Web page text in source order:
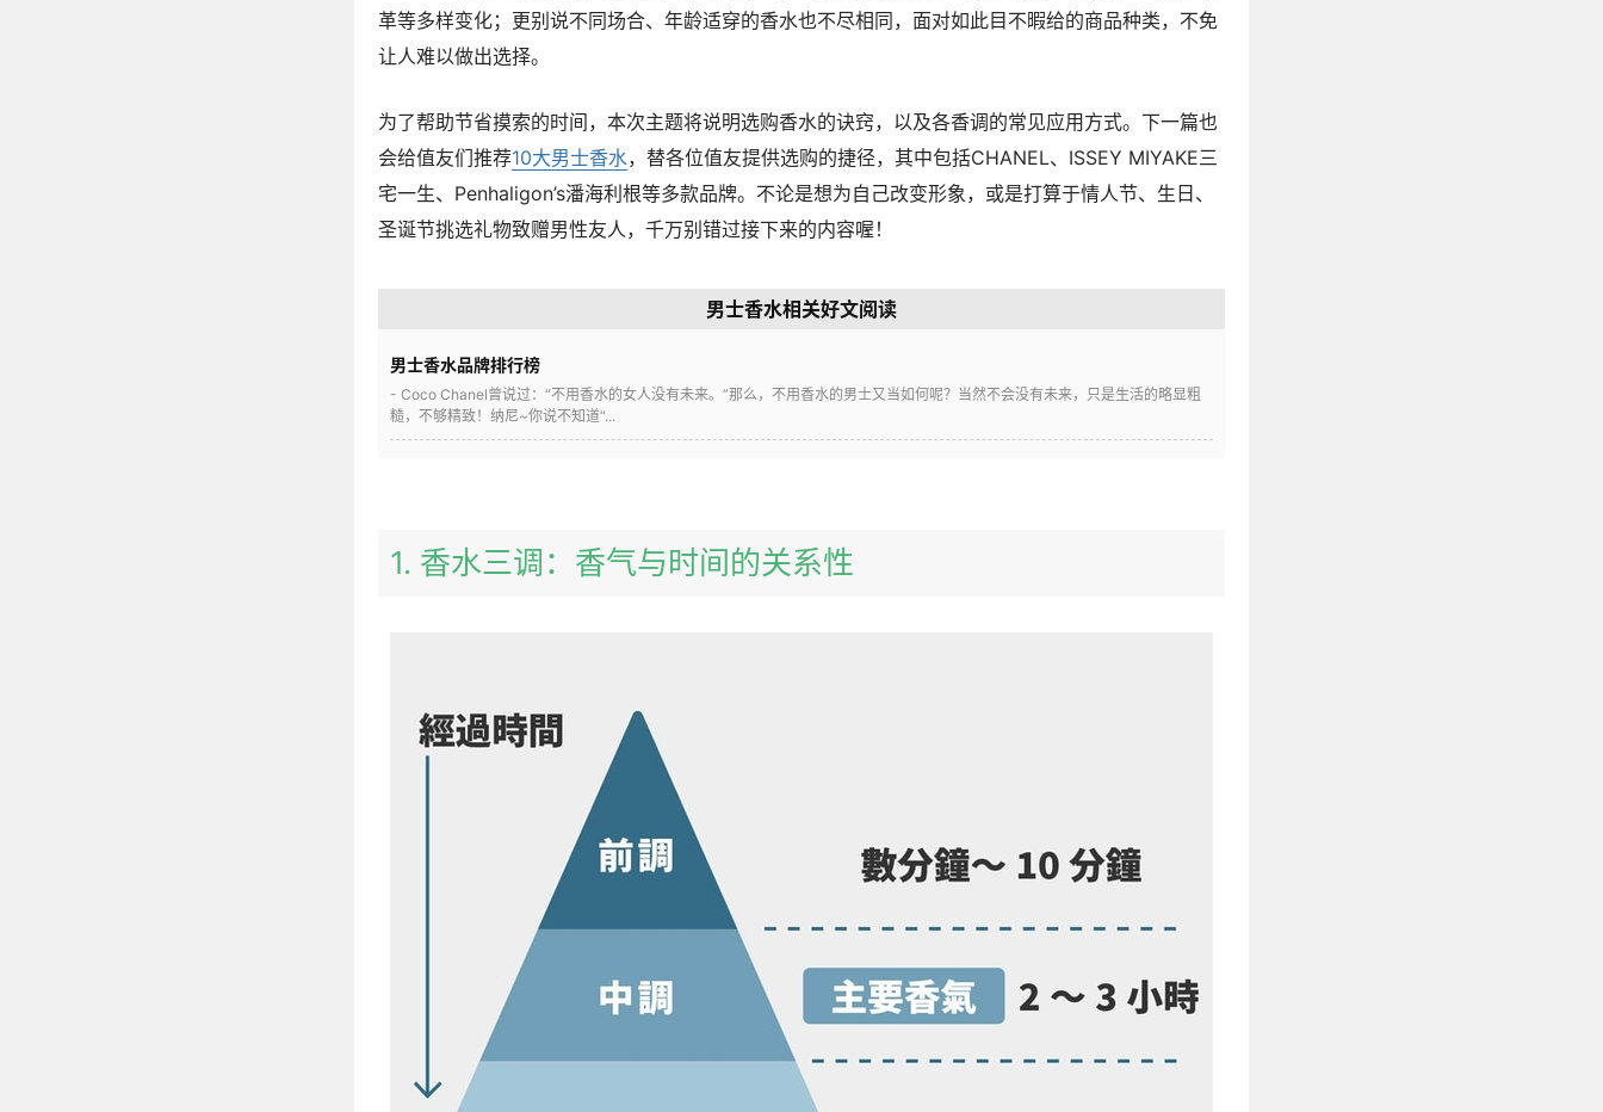
革等多样变化；更别说不同场合、年龄适穿的香水也不尽相同，面对如此目不暇给的商品种类，不免
让人难以做出选择。
为了帮助节省摸索的时间，本次主题将说明选购香水的诀窍，以及各香调的常见应用方式。下一篇也
会给值友们推荐10大男士香水，替各位值友提供选购的捷径，其中包括CHANEL、ISSEY MIYAKE三
宅一生、Penhaligon’s潘海利根等多款品牌。不论是想为自己改变形象，或是打算于情人节、生日、
圣诞节挑选礼物致赠男性友人，千万别错过接下来的内容喔！
男士香水相关好文阅读
男士香水品牌排行榜
- Coco Chanel曾说过：“不用香水的女人没有未来。”那么，不用香水的男士又当如何呢？当然不会没有未来，只是生活的略显粗
糙，不够精致！纳尼~你说不知道“...
1. 香水三调：香气与时间的关系性